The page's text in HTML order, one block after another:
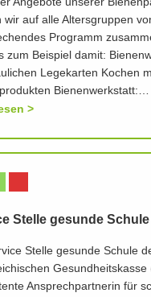
Angebote unserer
wir auf alle Altersgruppen
Programm
zum Beispiel damit:
Legekarten Kochen
Bienenwerkstatt:…
Stelle gesunde Schule
Stelle gesunde Schule
Gesundheitskasse
Ansprechpartnerin für